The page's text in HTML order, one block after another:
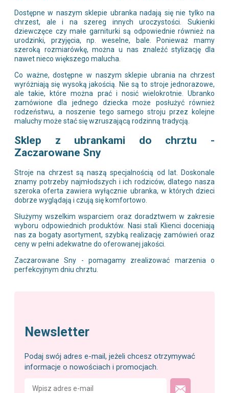
Dostępne w naszym sklepie ubranka nadają się nie tylko na
chrzest, ale i na szereg innych uroczystości. Sukienki
dziewczęce czy małe garniturki są odpowiednie również na
urodzinki, przyjęcia, np. weselne, bale. Ponieważ mamy
szeroką rozmiarówkę, można u nas znaleźć stylizację dla
nawet nieco większego malucha.
Co ważne, dostępne w naszym sklepie ubrania na chrzest
wyróżniają się wysoką jakością. Nie są to stroje jednorazowe,
ale takie, które można prać i nosić wielokrotnie. Ubranko
zamówione dla jednego dziecka może posłużyć również
rodzeństwu, a noszenie tego samego stroju przez kolejne
maluchy może stać się wzruszającą rodzinną tradycją.
Sklep z ubrankami do chrztu -
Zaczarowane Sny
Stroje na chrzest są naszą specjalnością od lat. Doskonale
znamy potrzeby najmłodszych i ich rodziców, dlatego nasza
szeroka oferta zawiera wyłącznie ubranka, w których dzieci
dobrze wyglądają i czują się komfortowo.
Służymy wszelkim wsparciem oraz doradztwem w zakresie
wyboru odpowiednich produktów. Nasi stali Klienci doceniają
nas za bogaty asortyment, szybką realizację zamówień oraz
ceny w pełni adekwatne do oferowanej jakości.
Zaczarowane Sny - pomagamy zrealizować marzenia o
perfekcyjnym dniu chrztu.
Newsletter
Podaj swój adres e-mail, jeżeli chcesz otrzymywać
informacje o nowościach i promocjach.